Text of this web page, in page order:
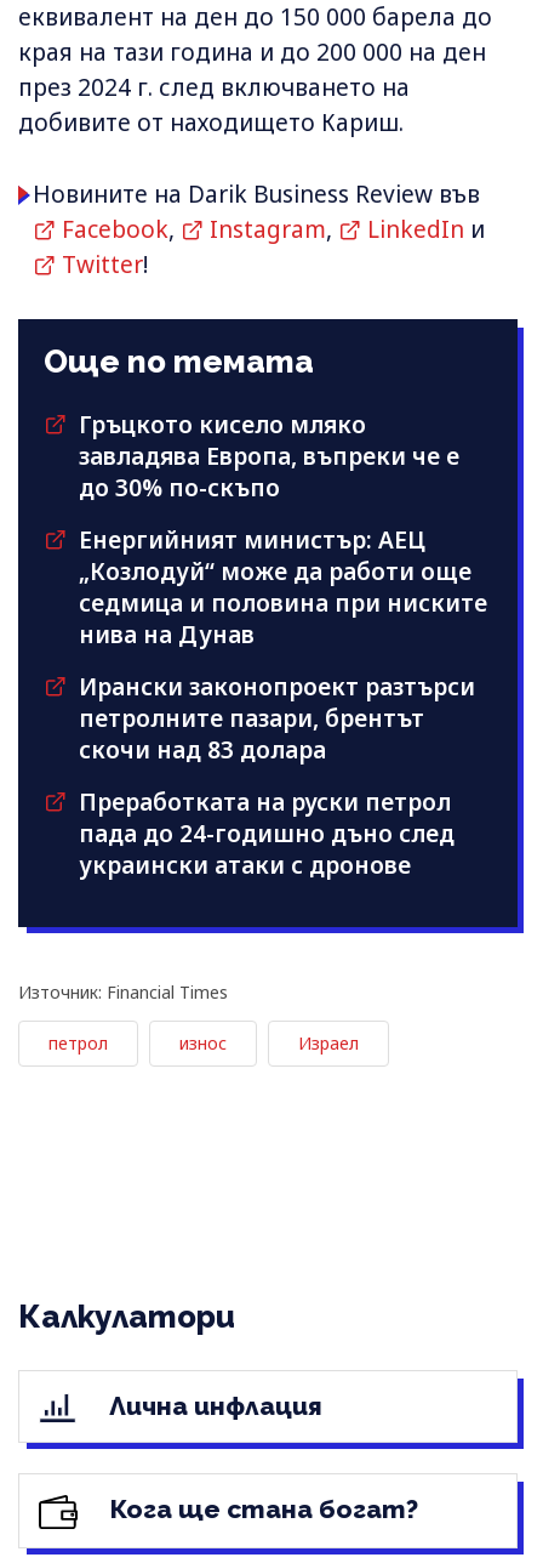
еквивалент на ден до 150 000 барела до
края на тази година и до 200 000 на ден
през 2024 г. след включването на
добивите от находището Кариш.
Новините на Darik Business Review във
Facebook, Instagram, LinkedIn и
Twitter!
Още по темата
Гръцкото кисело мляко
завладява Европа, въпреки че е
до 30% по-скъпо
Енергийният министър: АЕЦ
„Козлодуй“ може да работи още
седмица и половина при ниските
нива на Дунав
Ирански законопроект разтърси
петролните пазари, брентът
скочи над 83 долара
Преработката на руски петрол
пада до 24-годишно дъно след
украински атаки с дронове
Източник: Financial Times
петрол износ Израел
Калкулатори
Лична инфлация
Кога ще стана богат?